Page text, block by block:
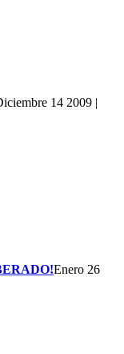
14 2009 |
Enero 26